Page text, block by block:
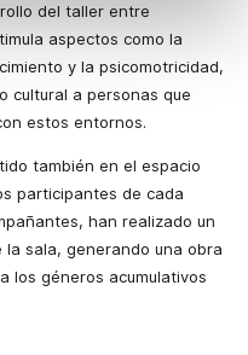
del taller entre
aspectos como la
y la psicomotricidad,
cultural a personas que
estos entornos.
también en el espacio
participantes de cada
han realizado un
sala, generando una obra
los géneros acumulativos